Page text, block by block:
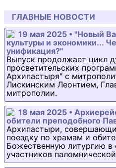
ГЛАВНЫЕ НОВОСТИ
19 мая 2025 • "Новый
культуры и экономики...
унификация?"
Выпуск продолжает цикл
просветительских
Архипастыря" с
Лискинским Леонтием,
митрополии.
18 мая 2025 •
обители преподобного
Архипастыри,
поездку по храмам и
Божественную литургию
участников